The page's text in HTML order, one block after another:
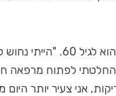
את העניין בלונג'ביטי פיתח
החלטתי לפתוח
אני צעיר יותר היום